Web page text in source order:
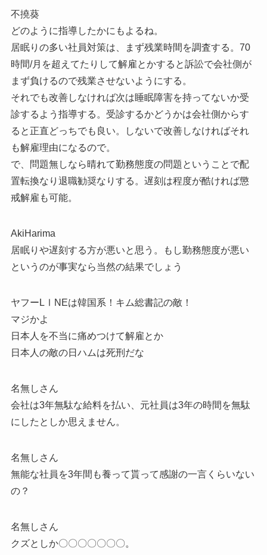
不撓葵
どのように指導したかにもよるね。
居眠りの多い社員対策は、まず残業時間を調査する。70
時間/月を超えてたりして解雇とかすると訴訟で会社側が
まず負けるので残業させないようにする。
それでも改善しなければ次は睡眠障害を持ってないか受
診するよう指導する。受診するかどうかは会社側からす
ると正直どっちでも良い。しないで改善しなければそれ
も解雇理由になるので。
で、問題無しなら晴れて勤務態度の問題ということで配
置転換なり退職勧奨なりする。遅刻は程度が酷ければ懲
戒解雇も可能。
AkiHarima
居眠りや遅刻する方が悪いと思う。もし勤務態度が悪い
というのが事実なら当然の結果でしょう
ヤフーLⅠNEは韓国系！キム総書記の敵！
マジかよ
日本人を不当に痛めつけて解雇とか
日本人の敵の日ハムは死刑だな
名無しさん
会社は3年無駄な給料を払い、元社員は3年の時間を無駄
にしたとしか思えません。
名無しさん
無能な社員を3年間も養って貰って感謝の一言くらいない
の？
名無しさん
クズとしか〇〇〇〇〇〇〇。